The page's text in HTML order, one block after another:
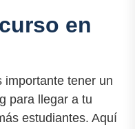
en
importante tener un
para llegar a tu
estudiantes. Aquí